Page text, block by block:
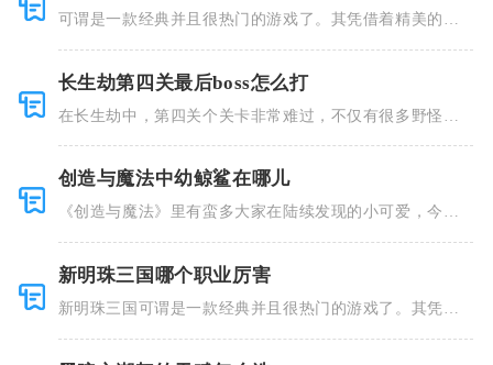
可谓是一款经典并且很热门的游戏了。其凭借着精美的画
长生劫第四关最后boss怎么打
在长生劫中，第四关个关卡非常难过，不仅有很多野怪，
创造与魔法中幼鲸鲨在哪儿
《创造与魔法》里有蛮多大家在陆续发现的小可爱，今天
新明珠三国哪个职业厉害
新明珠三国可谓是一款经典并且很热门的游戏了。其凭借